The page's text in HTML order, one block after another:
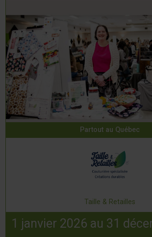
Partout au Québec
Taille & Retailles
1 janvier 2026 au 31